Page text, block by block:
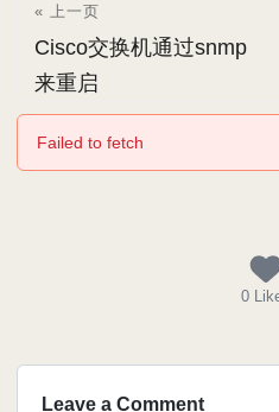
« 上一页
Cisco交换机通过snmp
来重启